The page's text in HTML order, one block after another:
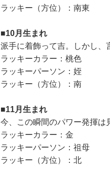
ラッキー（方位）：南東
■10月生まれ
派手に着飾って吉。しかし、
ラッキーカラー：桃色
ラッキーパーソン：姪
ラッキー（方位）：南
■11月生まれ
今、この瞬間のパワー発揮は
ラッキーカラー：金
ラッキーパーソン：祖母
ラッキー（方位）：北